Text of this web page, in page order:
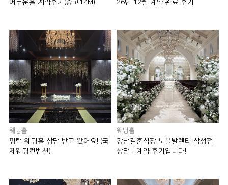
어두운홀 계약후기(층고14M)
26년 12월 계약 완료 후기
웨딩홀
평택 웨딩홀 상담 받고 왔어요! (국
제웨딩컨벤션)
웨딩홀
강남결혼식장 노블발렌티 삼성점
상담+ 계약 후기입니다!